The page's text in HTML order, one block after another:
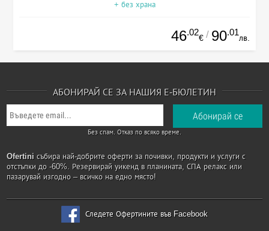
+ без храна
46.02
€ / 90.01
лв.
АБОНИРАЙ СЕ ЗА НАШИЯ Е-БЮЛЕТИН
Без спам. Отказ по всяко време.
Ofertini събира най-добрите оферти за почивки, продукти и услуги с
отстъпки до -60%. Резервирай уикенд в планината, СПА релакс или
пазарувай изгодно – всичко на едно място!
Следете Офертините във Facebook